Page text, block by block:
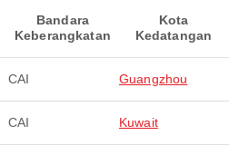
Bandara
Keberangkatan
Kota
Kedatangan
CAI Guangzhou
CAI Kuwait